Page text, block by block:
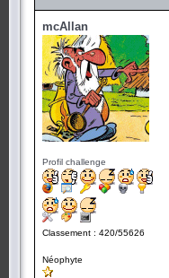
mcAllan
Profil challenge
Classement : 420/55626
Néophyte